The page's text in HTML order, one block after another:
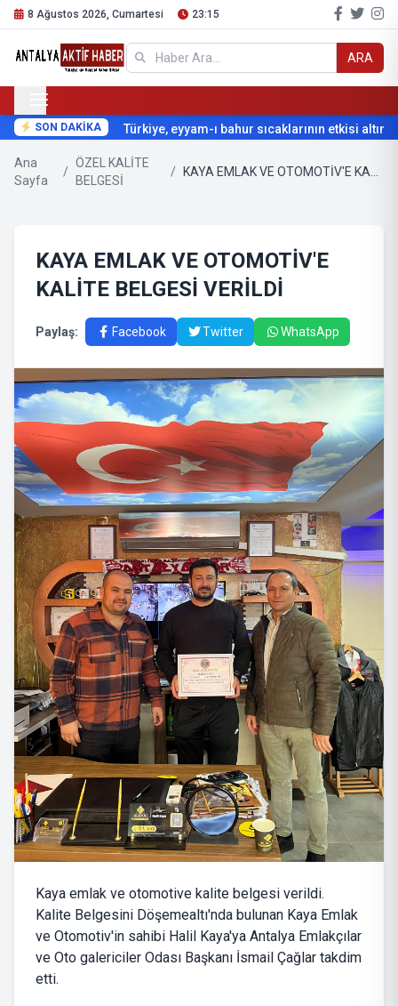
8 Ağustos 2026, Cumartesi 23:15
ARA
SON DAKİKA Türkiye, eyyam-ı bahur sıcaklarının etkisi altına
Ana
Sayfa
/
ÖZEL KALİTE
BELGESİ
/
KAYA EMLAK VE OTOMOTİV'E
KALİTE BELGESİ VERİLDİ
Paylaş: Facebook Twitter WhatsApp
Kaya emlak ve otomotive kalite belgesi verildi.
Kalite Belgesini Döşemealtı'nda bulunan Kaya Emlak
ve Otomotiv'in sahibi Halil Kaya'ya Antalya Emlakçılar
ve Oto galericiler Odası Başkanı İsmail Çağlar takdim
etti.